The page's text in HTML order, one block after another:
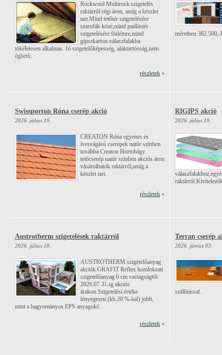
Rockwool Multirock szigetelés
raktárról régi áron, amíg a készlet
tart.Mind tetőtér szigetelésére
szarufák közé,mind padlástér
szigetelésére födémre,mind
gipszkarton válaszfalakba
tökéletesen alkalmas. Jó szigetelőképesség, alaktartósság,nem
éghető.
részletek »
méretben
Swissporton Róna cserép akció
2026. július 19.
CREATON Róna egyenes és
ívesvágású cserepek natúr színben
továbbá Creaton Hortobágy
tetőcserép natúr színben akciós áron
vásárolhatók raktárról,amíg a
készlet tart.
részletek »
RIGIPS akció
2026. július 19.
Austrotherm szigetelések raktárról
2026. július 18.
AUSTROTHERM szigetelőanyag
akciók.GRAFIT Reflex homlokzati
szigetelőanyag 6 cm vastagságtól
2026.07.31-ig akciós
árakon.Szigetelési értéke
lényegesen (kb.20 %-kal) jobb,
mint a hagyományos EPS anyagoké.
részletek »
Terran cserép
2026. június 03.
szállítással.